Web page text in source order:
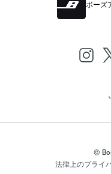
ボーズ
©
法律上のプライ